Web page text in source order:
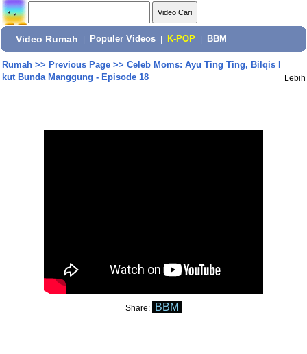
Video Rumah Populer Videos K-POP BBM
Rumah>> Previous Page>> Celeb Moms: Ayu Ting Ting, Bilqis I
kut Bunda Manggung - Episode 18
Lebih
Share: BBM